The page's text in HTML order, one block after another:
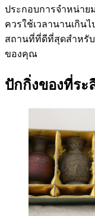
ประกอบการจำหน่าย
ควรใช้เวลานานเกิ
สถานที่ที่ดีที่สุดสำหรั
ของคุณ
ปักกิ่งของที่ระ